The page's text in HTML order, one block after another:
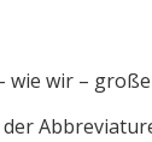
wie wir –